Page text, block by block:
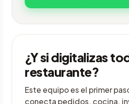
¿Y si digitalizas
restaurante?
Este equipo es el primer
conecta pedidos, cocina,